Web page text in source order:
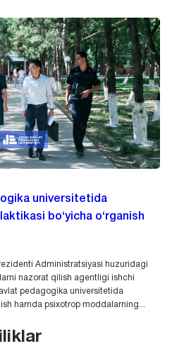
universitetida
bo‘yicha o‘rganish
Administratsiyasi huzuridagi
nazorat qilish agentligi ishchi
pedagogika universitetida
hamda psixotrop moddalarning...